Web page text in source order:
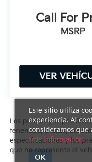
Call For
MSRP
VER
Los precios y
tenencias, placas,
especificaciones y los
que no represente el
Este sitio utiliza
experiencia. Al
consideramos que
Más información
OK